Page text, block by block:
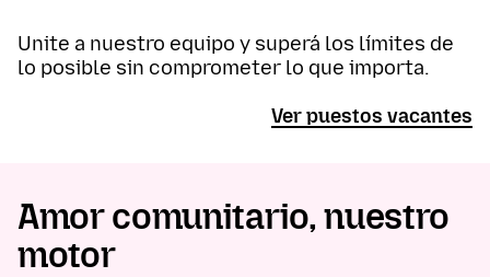
Unite a nuestro equipo y superá los límites de
lo posible sin comprometer lo que importa.
Ver puestos vacantes
Amor comunitario, nuestro
motor